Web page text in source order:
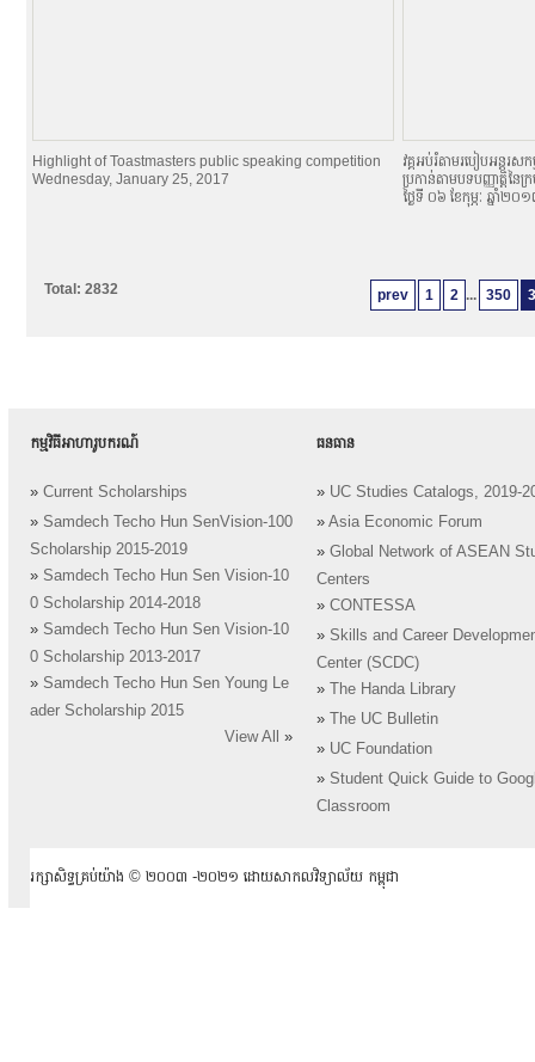
Highlight of Toastmasters public speaking competition
Wednesday, January 25, 2017
វគ្គអប់រំតាមរបៀបអន្តរ
ប្រកាន់តាមបទបញ្ញាតិ្តនៃ
ថ្ងៃទី ០៦ ខែកុម្ភៈ ឆ្នាំ២០
prev 1 2 ... 350
Total: 2832
កម្មវិធីអាហារូបករណ៍
» Current Scholarships
» Samdech Techo Hun SenVision-100
Scholarship 2015-2019
» Samdech Techo Hun Sen Vision-10
0 Scholarship 2014-2018
» Samdech Techo Hun Sen Vision-10
0 Scholarship 2013-2017
» Samdech Techo Hun Sen Young Le
ader Scholarship 2015
View All
»
ធនធាន
» UC Studies Catalogs, 2019-
» Asia Economic Forum
» Global Network of ASEAN
Centers
» CONTESSA
» Skills and Career
Center (SCDC)
»
The Handa Library
»
The UC Bulletin
» UC Foundation
» Student Quick Guide to
Classroom
រក្សាសិទ្ធគ្រប់យ៉ាង ​© ២០០៣ -២០២១ ដោយសាកលវិទ្យាល័យ កម្ពុជា